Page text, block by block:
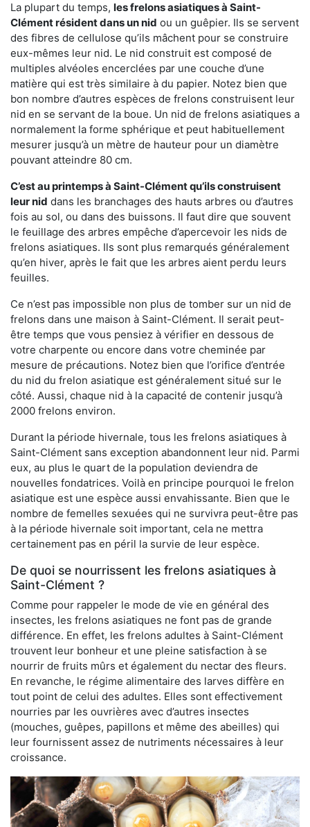
La plupart du temps, les frelons asiatiques à Saint-
Clément résident dans un nid ou un guêpier. Ils se servent
des fibres de cellulose qu’ils mâchent pour se construire
eux-mêmes leur nid. Le nid construit est composé de
multiples alvéoles encerclées par une couche d’une
matière qui est très similaire à du papier. Notez bien que
bon nombre d’autres espèces de frelons construisent leur
nid en se servant de la boue. Un nid de frelons asiatiques a
normalement la forme sphérique et peut habituellement
mesurer jusqu’à un mètre de hauteur pour un diamètre
pouvant atteindre 80 cm.
C’est au printemps à Saint-Clément qu’ils construisent
leur nid dans les branchages des hauts arbres ou d’autres
fois au sol, ou dans des buissons. Il faut dire que souvent
le feuillage des arbres empêche d’apercevoir les nids de
frelons asiatiques. Ils sont plus remarqués généralement
qu’en hiver, après le fait que les arbres aient perdu leurs
feuilles.
Ce n’est pas impossible non plus de tomber sur un nid de
frelons dans une maison à Saint-Clément. Il serait peut-
être temps que vous pensiez à vérifier en dessous de
votre charpente ou encore dans votre cheminée par
mesure de précautions. Notez bien que l’orifice d’entrée
du nid du frelon asiatique est généralement situé sur le
côté. Aussi, chaque nid à la capacité de contenir jusqu’à
2000 frelons environ.
Durant la période hivernale, tous les frelons asiatiques à
Saint-Clément sans exception abandonnent leur nid. Parmi
eux, au plus le quart de la population deviendra de
nouvelles fondatrices. Voilà en principe pourquoi le frelon
asiatique est une espèce aussi envahissante. Bien que le
nombre de femelles sexuées qui ne survivra peut-être pas
à la période hivernale soit important, cela ne mettra
certainement pas en péril la survie de leur espèce.
De quoi se nourrissent les frelons asiatiques à
Saint-Clément ?
Comme pour rappeler le mode de vie en général des
insectes, les frelons asiatiques ne font pas de grande
différence. En effet, les frelons adultes à Saint-Clément
trouvent leur bonheur et une pleine satisfaction à se
nourrir de fruits mûrs et également du nectar des fleurs.
En revanche, le régime alimentaire des larves diffère en
tout point de celui des adultes. Elles sont effectivement
nourries par les ouvrières avec d’autres insectes
(mouches, guêpes, papillons et même des abeilles) qui
leur fournissent assez de nutriments nécessaires à leur
croissance.